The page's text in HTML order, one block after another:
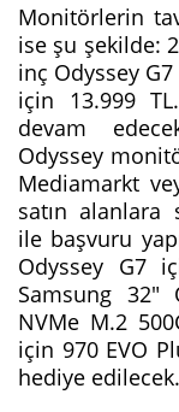
Monitörlerin
ise şu şekilde:
inç Odyssey
için 13.999
devam
Odyssey
Mediamarkt
satın alanlara
ile başvuru
Odyssey G7
Samsung 32"
NVMe M.2
için 970 EVO
hediye edilecek.